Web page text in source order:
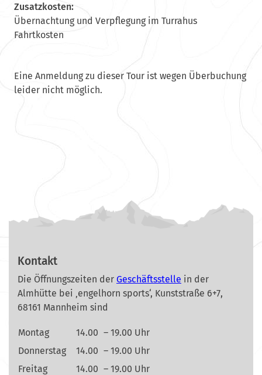
Zusatzkosten:
Übernachtung und Verpflegung im Turrahus
Fahrtkosten
Eine Anmeldung zu dieser Tour ist wegen Überbuchung
leider nicht möglich.
Kontakt
Die Öffnungszeiten der Geschäftsstelle in der
Almhütte bei ‚engelhorn sports‘, Kunststraße 6+7,
68161 Mannheim sind
Montag 14.00 – 19.00 Uhr
Donnerstag
14.00 – 19.00 Uhr
Freitag
14.00 – 19.00 Uhr